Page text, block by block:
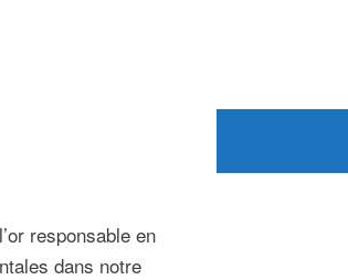
responsable en
dans notre